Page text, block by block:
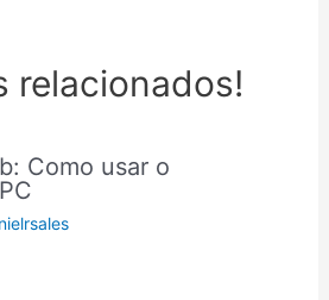
relacionados!
Como usar o